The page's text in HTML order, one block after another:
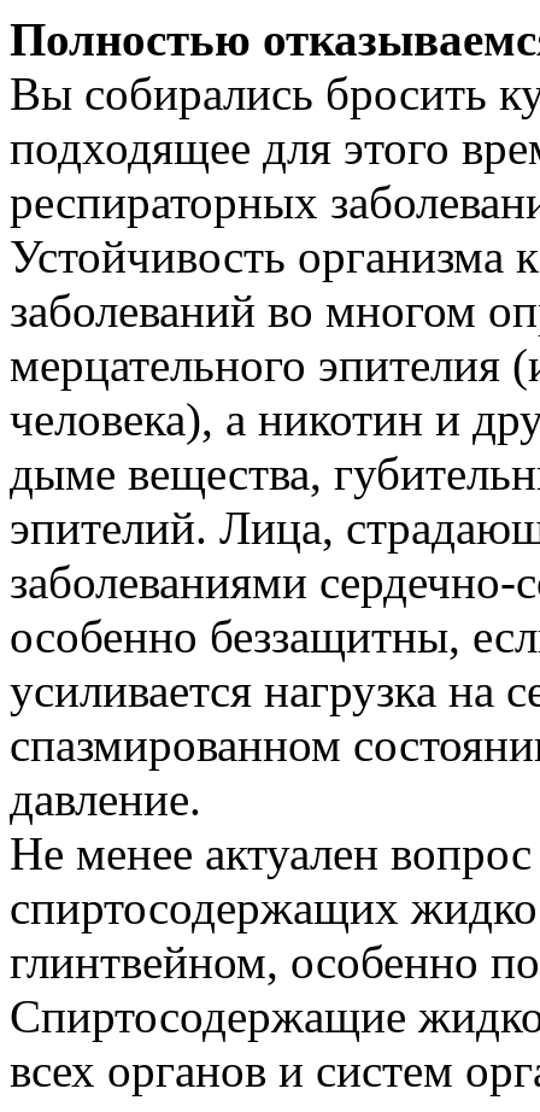
Полностью
Вы собирались бросить
подходящее для этого
респираторных
Устойчивость организма
заболеваний во многом
мерцательного эпителия
человека), а никотин и
дыме вещества,
эпителий. Лица,
заболеваниями сердечно-
особенно беззащитны,
усиливается нагрузка на
спазмированном
давление.
Не менее актуален
спиртосодержащих
глинтвейном, особенно
Спиртосодержащие
всех органов и систем